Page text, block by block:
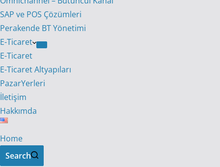
SAP ve POS Çözümleri
Perakende BT Yönetimi
E-Ticaret
E-Ticaret
E-Ticaret Altyapıları
PazarYerleri
İletişim
Hakkımda
Home
Search